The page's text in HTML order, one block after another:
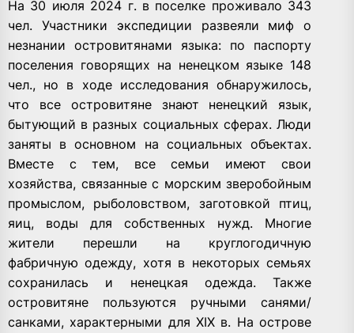
На 30 июля 2024 г. в поселке проживало 343
чел. Участники экспедиции развеяли миф о
незнании островитянами языка: по паспорту
поселения говорящих на ненецком языке 148
чел., но в ходе исследования обнаружилось,
что все островитяне знают ненецкий язык,
бытующий в разных социальных сферах. Люди
заняты в основном на социальных объектах.
Вместе с тем, все семьи имеют свои
хозяйства, связанные с морским зверобойным
промыслом, рыболовством, заготовкой птиц,
яиц, воды для собственных нужд. Многие
жители перешли на круглогодичную
фабричную одежду, хотя в некоторых семьях
сохранилась и ненецкая одежда. Также
островитяне пользуются ручными санями/
санками, характерными для XIX в. На острове